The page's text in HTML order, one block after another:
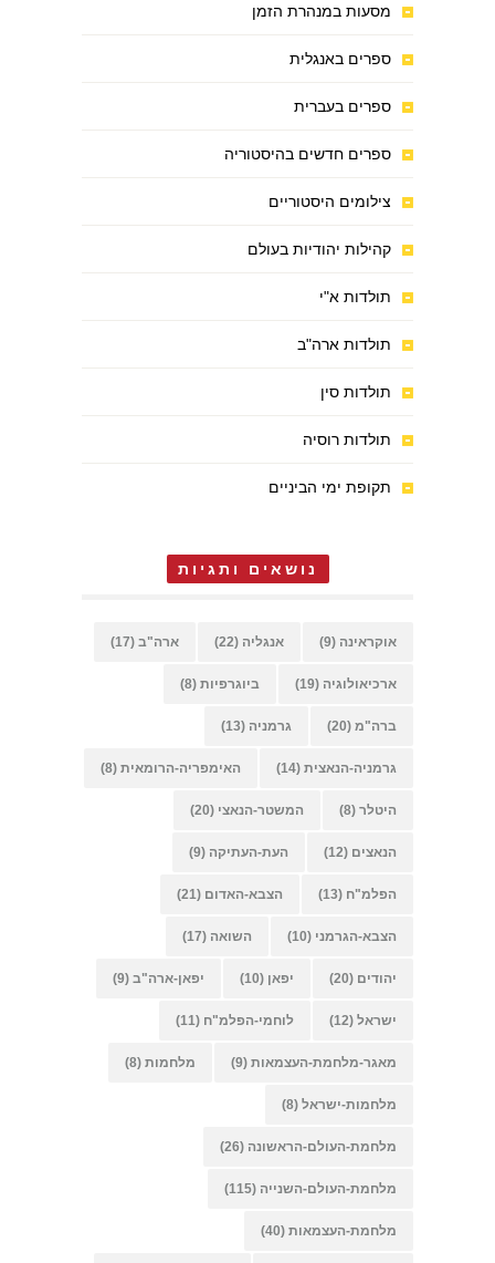
מסעות במנהרת הזמן
ספרים באנגלית
ספרים בעברית
ספרים חדשים בהיסטוריה
צילומים היסטוריים
קהילות יהודיות בעולם
תולדות א"י
תולדות ארה"ב
תולדות סין
תולדות רוסיה
תקופת ימי הביניים
נושאים ותגיות
אוקראינה (9) אנגליה (22) ארה"ב (17)
ארכיאולוגיה (19) ביוגרפיות (8)
ברה"מ (20) גרמניה (13)
גרמניה-הנאצית (14) האימפריה-הרומאית (8)
היטלר (8) המשטר-הנאצי (20)
הנאצים (12) העת-העתיקה (9)
הפלמ"ח (13) הצבא-האדום (21)
הצבא-הגרמני (10) השואה (17)
יהודים (20) יפאן (10) יפאן-ארה"ב (9)
ישראל (12) לוחמי-הפלמ"ח (11)
מאגר-מלחמת-העצמאות (9) מלחמות (8)
מלחמות-ישראל (8)
מלחמת-העולם-הראשונה (26)
מלחמת-העולם-השנייה (115)
מלחמת-העצמאות (40)